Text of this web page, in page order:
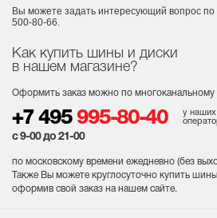
Как купить шины и диски
в нашем магазине?
Оформить заказ можно по многоканальному
+7 495 995-80-40
у наших
с 9-00 до 21-00
по московскому времени ежедневно (без
Также Вы можете круглосуточно купить
оформив свой заказ на нашем сайте.
Вы можете задать интересующий вопрос по
500-80-66.